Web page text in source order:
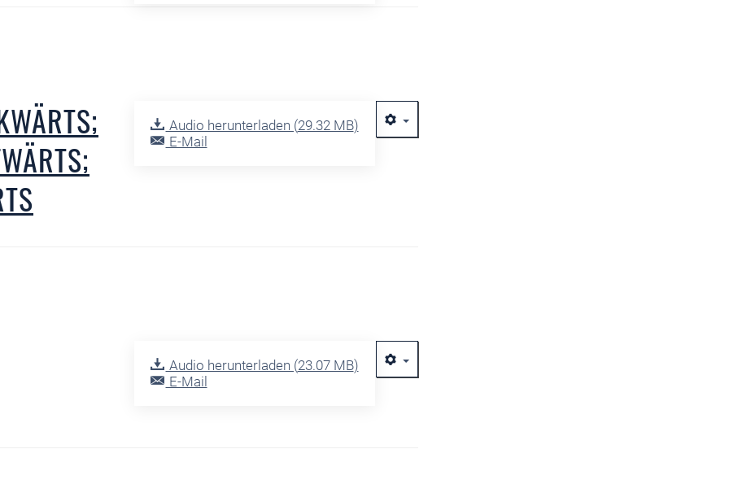
Audio herunterladen (29.32 MB)
E-Mail
Audio herunterladen (23.07 MB)
E-Mail